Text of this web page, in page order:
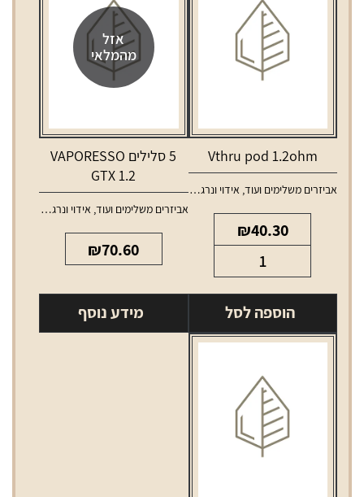
Vthru pod 1.2ohm
אביזרים משלימים ועוד, אידוי ונרגילות ,טנקים ופודים למכשירי אידוי
₪40.30
של
Vthru
pod
1.2ohm
הוספה לסל
אזל
מהמלאי
5 סלילים VAPORESSO
GTX 1.2
אביזרים משלימים ועוד, אידוי ונרגילות
₪70.60
מידע נוסף